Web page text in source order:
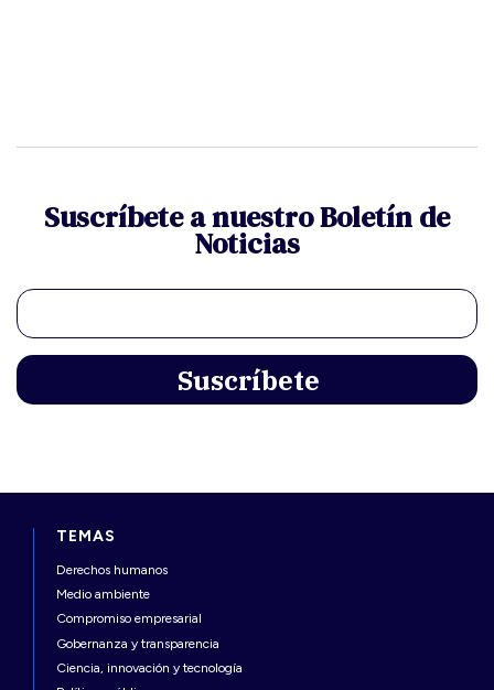
Suscríbete a nuestro Boletín de
Noticias
TEMAS
Derechos humanos
Medio ambiente
Compromiso empresarial
Gobernanza y transparencia
Ciencia, innovación y tecnología